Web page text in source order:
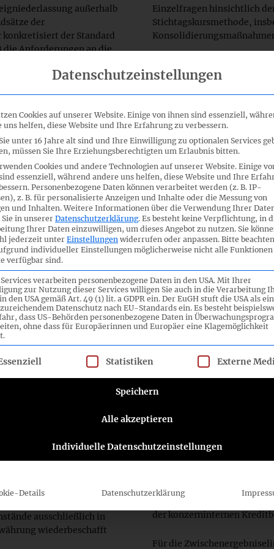
außerhalb
der
konkretisiert der Standard
die Anforderungen an die
die zur Aufstellung eines
290 ff. HGB oder eines
sind oder dies
Regelungen des Standards
sowie zu den Angaben im
wird empfohlen.
die Umrechnung von
von
als auch
256a i.V.m. § 298 Abs. 1
hat zum
Briefkurs) am
Erfassung eines
und Aufwendungen
zugrunde liegenden
die Währungsumrechnung
und monetäre
ursprünglich in fremder
auf Basis der im
in der Landeswährung
Werte nach §
ob die in
ausschließlich in
wiederbeschafft
Einzelfragen hinsichtlich
Stichtagskursmethode,
Die im Rahmen der
ausländischen
Lasten sowie sich
in der Währung der
passive
Ausland investierten
Tochterunternehmens zu
die nach den §§ 301 und
Regelungen des DRS 23 zu
Erstkonsolidierung
Euro umzurechnen.
Wird ein
Abgangszeitpunkt
Währungsumrechnung
Dies gilt sowohl bei einer
Veräußerung von
ausländischen
Der Standard enthält ferner
Anteilsveräußerungen/-
Übergangskonsolidierung
Kapitalkonsolidierung in
Im Rahmen der
währungskursbedingte
des Standards
»Eigenkapitaldifferenz
Ergebnisauswirkungen aus
Schuldverhältnisse im
Unternehmen sind
Posten
Eine erfolgswirksame
der konzerninternen
Für die
Datenschutzeinstellungen
Cookies auf unserer Website. Einige von ihnen sind essenziell,
uns helfen, diese Website und Ihre Erfahrung zu verbessern.
unter 16 Jahre alt sind und Ihre Einwilligung zu optionalen Services
müssen Sie Ihre Erziehungsberechtigten um Erlaubnis bitten.
Cookies und andere Technologien auf unserer Website. Einige
essenziell, während andere uns helfen, diese Website und Ihre
Personenbezogene Daten können verarbeitet werden (z. B. IP-
z. B. für personalisierte Anzeigen und Inhalte oder die Messung von
und Inhalten. Weitere Informationen über die Verwendung Ihrer
in unserer Datenschutzerklärung. Es besteht keine Verpflichtung, in
Ihrer Daten einzuwilligen, um dieses Angebot zu nutzen. Sie
jederzeit unterEinstellungen widerrufen oder anpassen. Bitte
individueller Einstellungen möglicherweise nicht alle
verfügbar sind.
verarbeiten personenbezogene Daten in den USA. Mit Ihrer
zur Nutzung dieser Services willigen Sie auch in die Verarbeitung
den USA gemäß Art. 49 (1) lit. a GDPR ein. Der EuGH stuft die USA als
Datenschutz nach EU-Standards ein. Es besteht
dass US-Behörden personenbezogene Daten in
ohne dass für Europäerinnen und Europäer eine Klagemöglichkeit
eine Liste der Service-Gruppen, für die eine Einwilligung
Statistiken Externe
Speichern
Alle akzeptieren
Individuelle Datenschutzeinstellungen
Details Datenschutzerklärung